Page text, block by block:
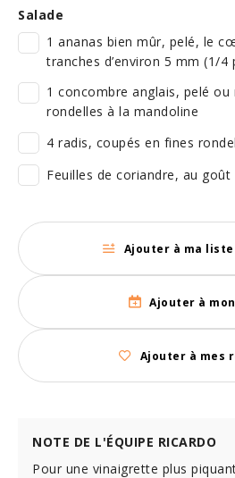
Salade
1 ananas bien mûr, pelé, le
tranches d’environ 5 mm (1/4
1 concombre anglais, pelé
rondelles à la mandoline
4 radis, coupés en fines
Feuilles de coriandre, au goût
Ajouter à ma
Ajouter à
Ajouter à mes
NOTE DE L'ÉQUIPE RICARDO
Pour une vinaigrette plus